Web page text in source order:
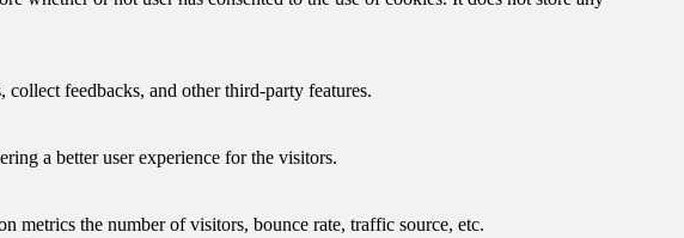
feedbacks, and other third-party features.
a better user experience for the visitors.
metrics the number of visitors, bounce rate, traffic source, etc.